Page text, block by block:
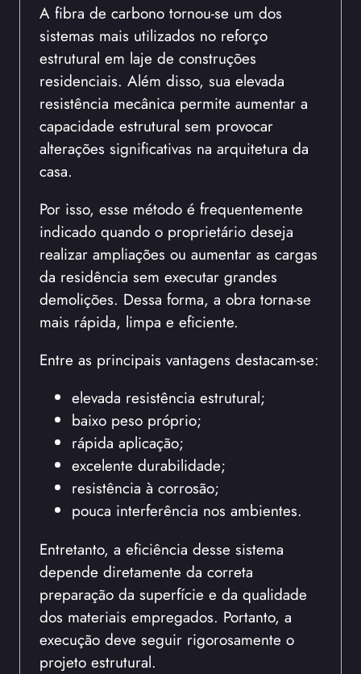
A fibra de carbono tornou-se um dos
sistemas mais utilizados no reforço
estrutural em laje de construções
residenciais. Além disso, sua elevada
resistência mecânica permite aumentar a
capacidade estrutural sem provocar
alterações significativas na arquitetura da
casa.
Por isso, esse método é frequentemente
indicado quando o proprietário deseja
realizar ampliações ou aumentar as cargas
da residência sem executar grandes
demolições. Dessa forma, a obra torna-se
mais rápida, limpa e eficiente.
Entre as principais vantagens destacam-se:
elevada resistência estrutural;
baixo peso próprio;
rápida aplicação;
excelente durabilidade;
resistência à corrosão;
pouca interferência nos ambientes.
Entretanto, a eficiência desse sistema
depende diretamente da correta
preparação da superfície e da qualidade
dos materiais empregados. Portanto, a
execução deve seguir rigorosamente o
projeto estrutural.